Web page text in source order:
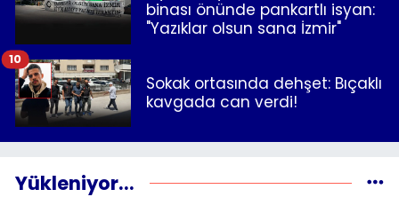
binası önünde pankartlı isyan:
"Yazıklar olsun sana İzmir"
Sokak ortasında dehşet: Bıçaklı
kavgada can verdi!
10
Yükleniyor...